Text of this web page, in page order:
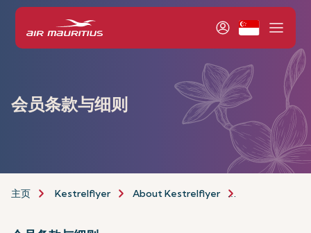
会员条款与细则
主页 Kestrelflyer About Kestrelflyer